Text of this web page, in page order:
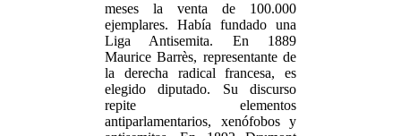
meses la venta de 100.000
ejemplares. Había fundado una
Liga Antisemita. En 1889
Maurice Barrès, representante de
la derecha radical francesa, es
elegido diputado. Su discurso
repite elementos
antiparlamentarios, xenófobos y